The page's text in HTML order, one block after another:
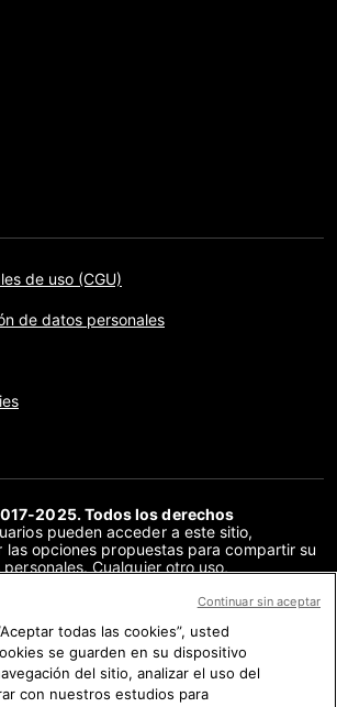
de uso (CGU)
de datos personales
2025. Todos los derechos
pueden acceder a este sitio,
las opciones propuestas para compartir su
Cualquier otro uso,
de este sitio, en su totalidad o en
con la AFP, está estrictamente
analizados en cada verificación se
en tanto en cuanto son necesarios para
de la verificación en cuestión. La AFP
todas las cookies”, usted
se guarden en su dispositivo
del sitio, analizar el uso del
con nuestros estudios para
Continuar sin aceptar